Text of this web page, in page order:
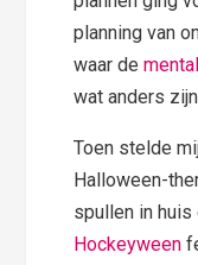
planning van
waar de
wat anders
Toen stelde
Halloween-
spullen in
Hockeyween